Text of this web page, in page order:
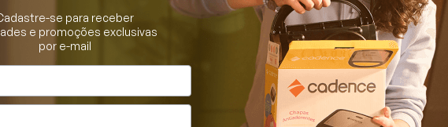
se para receber
e promoções exclusivas
por e-mail